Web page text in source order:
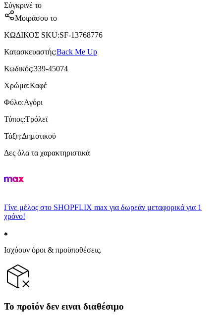
Σύγκρινέ το
Μοιράσου το
ΚΩΔΙΚΟΣ SKU:SF-13768776
Κατασκευαστής:Back Me Up
Κωδικός:339-45074
Χρώμα:Καφέ
Φύλο:Αγόρι
Τύπος:Τρόλεϊ
Τάξη:Δημοτικού
Δες όλα τα χαρακτηριστικά
Γίνε μέλος στο SHOPFLIX max για δωρεάν μεταφορικά για 1
χρόνο!
Ισχύουν όροι & προϋποθέσεις.
Το προϊόν δεν ειναι διαθέσιμο